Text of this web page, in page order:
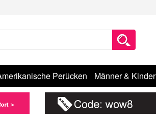
Perücken Männer & Kinder